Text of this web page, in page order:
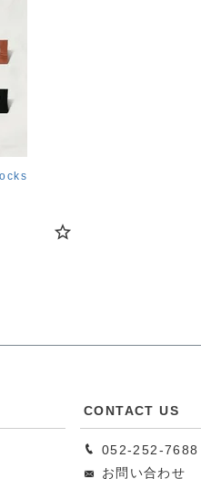
CONTACT US
052-252-7688
お問い合わせ